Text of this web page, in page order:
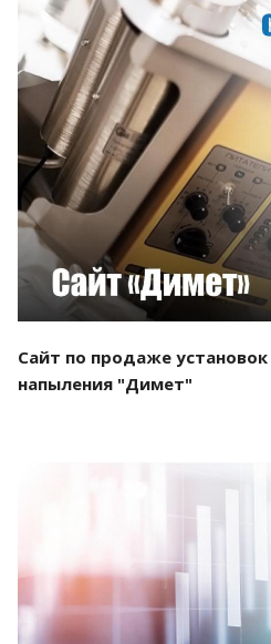
Смотреть
Сайт по продаже
напыления "Димет"